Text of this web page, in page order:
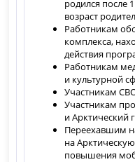
родился после
возраст
Работникам
комплекса,
действия
Работникам
и культурной
Участникам
Участникам
и Арктический
Переехавшим
на
повышения